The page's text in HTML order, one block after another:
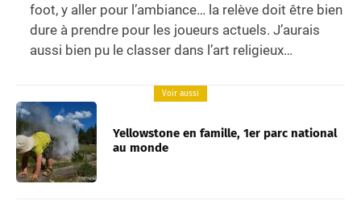
foot, y aller pour l’ambiance… la relève doit être bien
dure à prendre pour les joueurs actuels. J’aurais
aussi bien pu le classer dans l’art religieux…
Voir aussi
Yellowstone en famille, 1er parc national
au monde